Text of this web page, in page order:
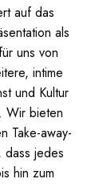
auf das
als
uns von
intime
und Kultur
Wir bieten
Take-away-
dass jedes
hin zum